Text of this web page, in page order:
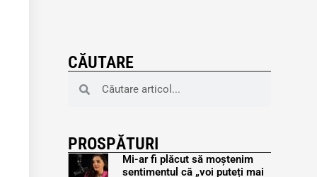
CĂUTARE
PROSPĂTURI
Mi-ar fi plăcut să moștenim
sentimentul că „voi puteți mai